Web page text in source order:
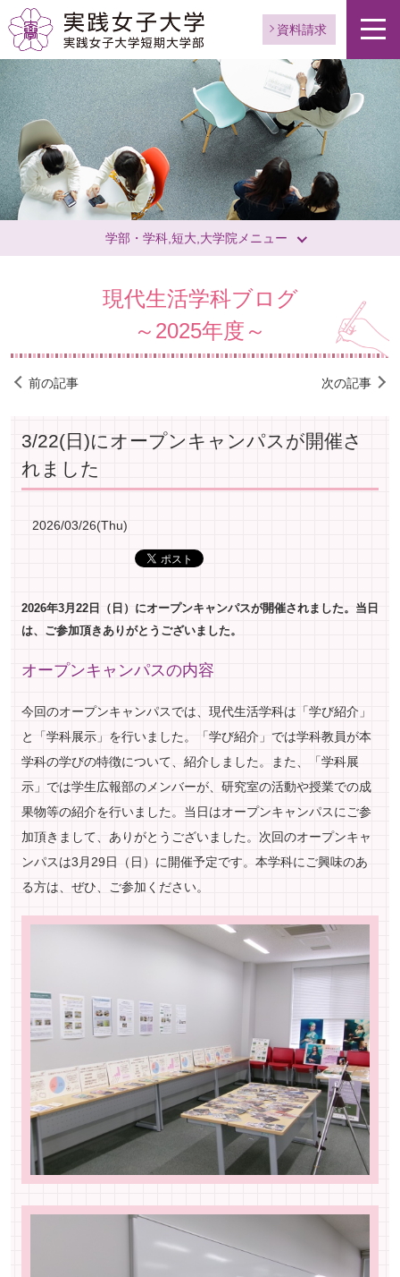
資料請求
学部・学科,短大,大学院メニュー
現代生活学科ブログ
～2025年度～
前の記事 次の記事
3/22(日)にオープンキャンパスが開催さ
れました
2026/03/26(Thu)
2026年3月22日（日）にオープンキャンパスが開催されました。当日
は、ご参加頂きありがとうございました。
オープンキャンパスの内容
今回のオープンキャンパスでは、現代生活学科は「学び紹介」
と「学科展示」を行いました。「学び紹介」では学科教員が本
学科の学びの特徴について、紹介しました。また、「学科展
示」では学生広報部のメンバーが、研究室の活動や授業での成
果物等の紹介を行いました。当日はオープンキャンパスにご参
加頂きまして、ありがとうございました。次回のオープンキャ
ンパスは3月29日（日）に開催予定です。本学科にご興味のあ
る方は、ぜひ、ご参加ください。